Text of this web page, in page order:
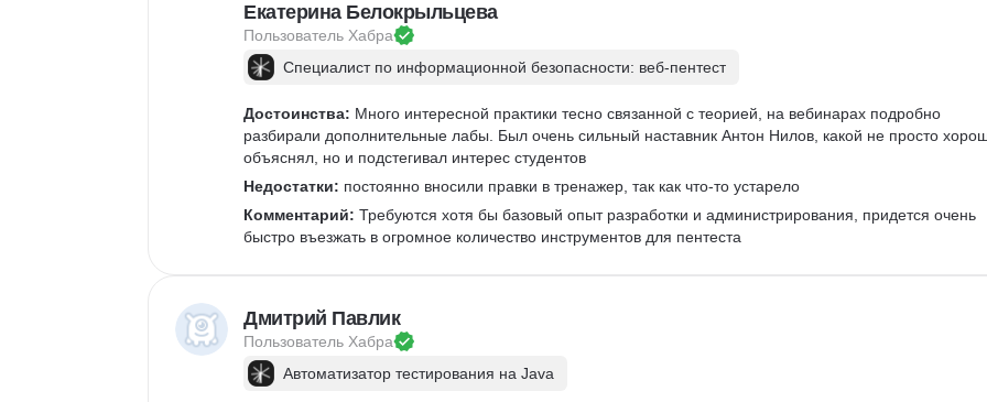
Екатерина Белокрыльцева
Пользователь Хабра
Специалист по информационной безопасности: веб-пентест
Достоинства: Много интересной практики тесно связанной с теорией, на вебинарах подробно
разбирали дополнительные лабы. Был очень сильный наставник Антон Нилов, какой не просто
объяснял, но и подстегивал интерес студентов
Недостатки: постоянно вносили правки в тренажер, так как что-то устарело
Комментарий: Требуются хотя бы базовый опыт разработки и администрирования, придется очень
быстро въезжать в огромное количество инструментов для пентеста
Дмитрий Павлик
Пользователь Хабра
Автоматизатор тестирования на Java